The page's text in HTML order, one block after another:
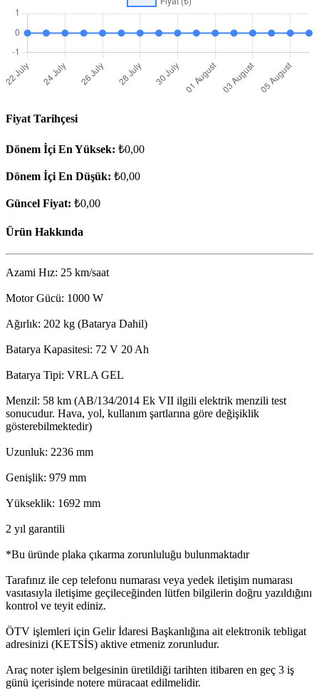
Fiyat Tarihçesi
Dönem İçi En Yüksek: ₺0,00
Dönem İçi En Düşük: ₺0,00
Güncel Fiyat: ₺0,00
Ürün Hakkında
Azami Hız: 25 km/saat
Motor Gücü: 1000 W
Ağırlık: 202 kg (Batarya Dahil)
Batarya Kapasitesi: 72 V 20 Ah
Batarya Tipi: VRLA GEL
Menzil: 58 km (AB/134/2014 Ek VII ilgili elektrik menzili test
sonucudur. Hava, yol, kullanım şartlarına göre değişiklik
gösterebilmektedir)
Uzunluk: 2236 mm
Genişlik: 979 mm
Yükseklik: 1692 mm
2 yıl garantili
*Bu üründe plaka çıkarma zorunluluğu bulunmaktadır
Tarafınız ile cep telefonu numarası veya yedek iletişim numarası
vasıtasıyla iletişime geçileceğinden lütfen bilgilerin doğru yazıldığını
kontrol ve teyit ediniz.
ÖTV işlemleri için Gelir İdaresi Başkanlığına ait elektronik tebligat
adresinizi (KETSİS) aktive etmeniz zorunludur.
Araç noter işlem belgesinin üretildiği tarihten itibaren en geç 3 iş
günü içerisinde notere müracaat edilmelidir.